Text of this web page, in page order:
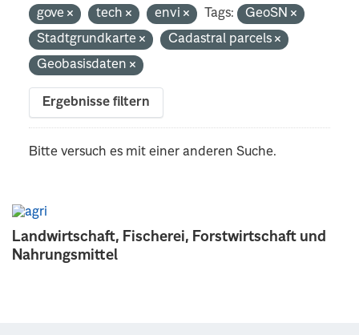
Landwirtschaft, Fischerei, Forstwirtschaft und
Nahrungsmittel
gove
tech envi Tags:
GeoSN
Stadtgrundkarte
Cadastral parcels
Geobasisdaten
Ergebnisse filtern
Bitte versuch es mit einer anderen Suche.